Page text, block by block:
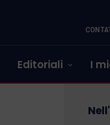
Editoriali I